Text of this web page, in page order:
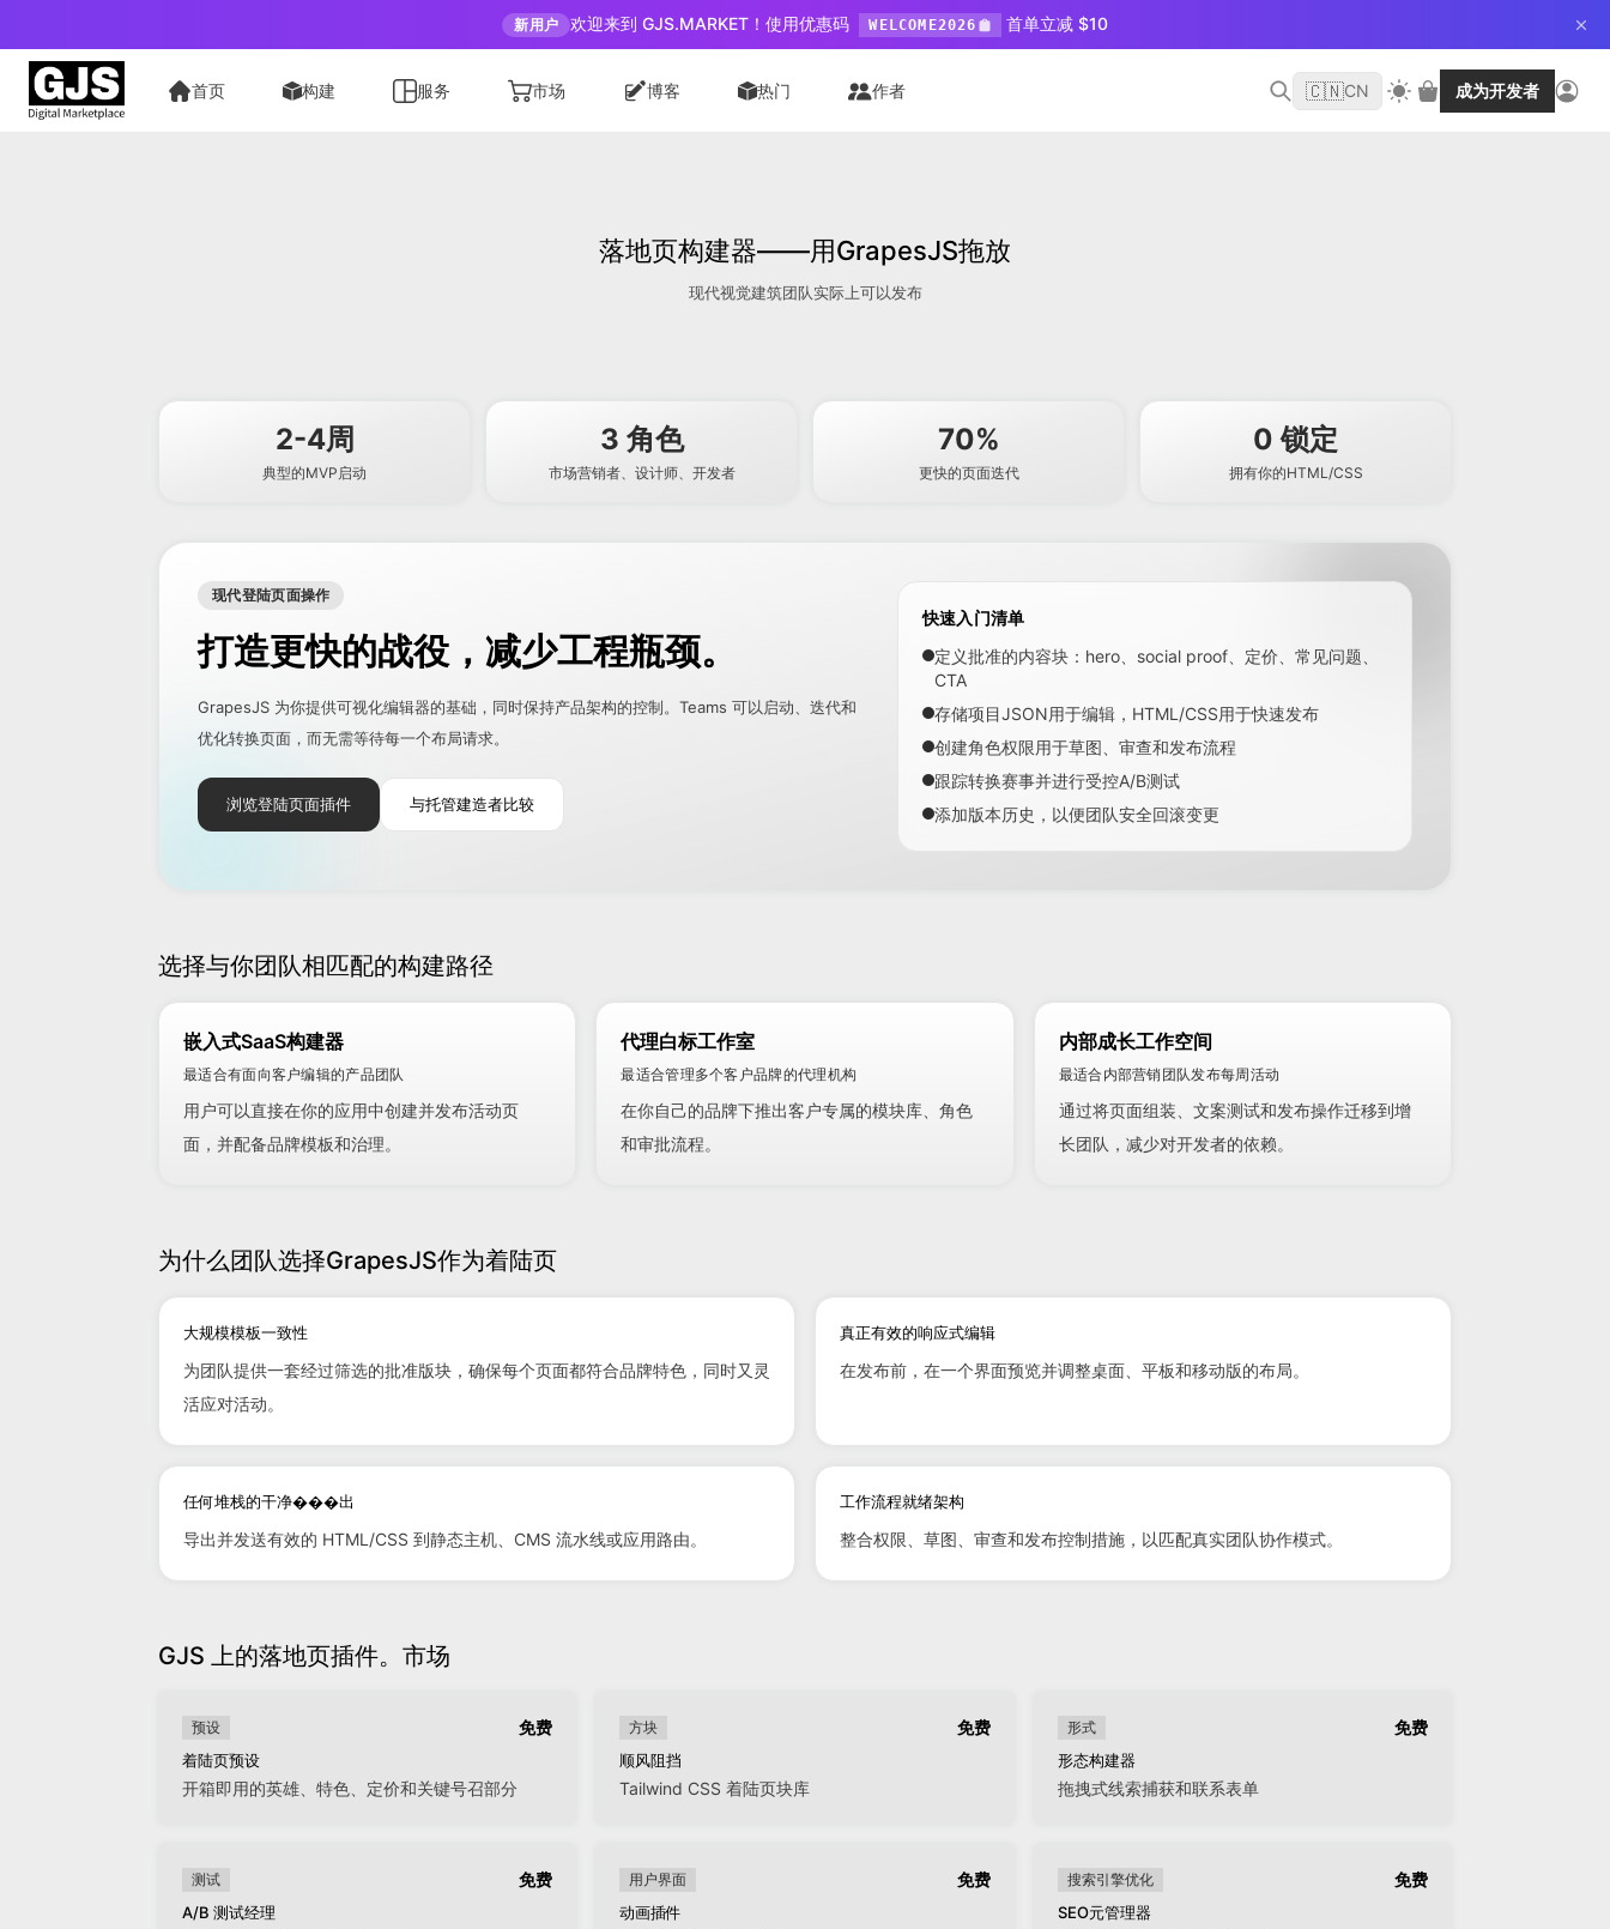
新用户 欢迎来到 GJS.MARKET！使用优惠码 WELCOME2026 首单立减 $10
首页 构建 服务 市场 博客 热门 作者 🇨🇳CN 成为开发者
落地页构建器——用GrapesJS拖放
现代视觉建筑团队实际上可以发布
2-4周
典型的MVP启动
3 角色
市场营销者、设计师、开发者
70%
更快的页面迭代
0 锁定
拥有你的HTML/CSS
现代登陆页面操作
打造更快的战役，减少工程瓶颈。
GrapesJS 为你提供可视化编辑器的基础，同时保持产品架构的控制。Teams 可以启动、迭代和
优化转换页面，而无需等待每一个布局请求。
浏览登陆页面插件 与托管建造者比较
快速入门清单
定义批准的内容块：hero、social proof、定价、常见问题、
CTA
存储项目JSON用于编辑，HTML/CSS用于快速发布
创建角色权限用于草图、审查和发布流程
跟踪转换赛事并进行受控A/B测试
添加版本历史，以便团队安全回滚变更
选择与你团队相匹配的构建路径
嵌入式SaaS构建器
最适合有面向客户编辑的产品团队
用户可以直接在你的应用中创建并发布活动页
面，并配备品牌模板和治理。
代理白标工作室
最适合管理多个客户品牌的代理机构
在你自己的品牌下推出客户专属的模块库、角色
和审批流程。
内部成长工作空间
最适合内部营销团队发布每周活动
通过将页面组装、文案测试和发布操作迁移到增
长团队，减少对开发者的依赖。
为什么团队选择GrapesJS作为着陆页
大规模模板一致性
为团队提供一套经过筛选的批准版块，确保每个页面都符合品牌特色，同时又灵
活应对活动。
真正有效的响应式编辑
在发布前，在一个界面预览并调整桌面、平板和移动版的布局。
任何堆栈的干净���出
导出并发送有效的 HTML/CSS 到静态主机、CMS 流水线或应用路由。
工作流程就绪架构
整合权限、草图、审查和发布控制措施，以匹配真实团队协作模式。
GJS 上的落地页插件。市场
预设 免费
着陆页预设
开箱即用的英雄、特色、定价和关键号召部分
方块 免费
顺风阻挡
Tailwind CSS 着陆页块库
形式 免费
形态构建器
拖拽式线索捕获和联系表单
测试 免费
A/B 测试经理
用户界面 免费
动画插件
搜索引擎优化 免费
SEO元管理器